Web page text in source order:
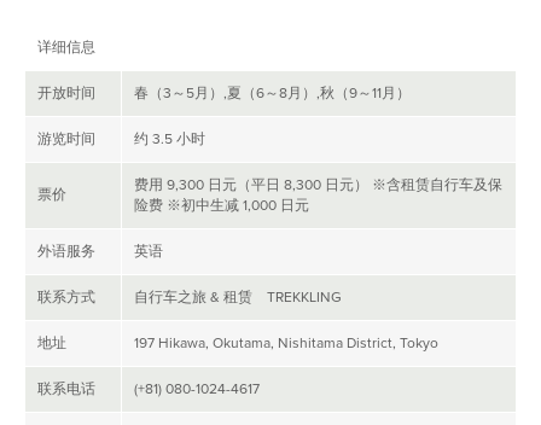
详细信息
开放时间 春（3～5月）,夏（6～8月）,秋（9～11月）
游览时间 约 3.5 小时
票价
费用 9,300 日元（平日 8,300 日元） ※含租赁自行车及保
险费 ※初中生减 1,000 日元
外语服务 英语
联系方式 自行车之旅 & 租赁 TREKKLING
地址 197 Hikawa, Okutama, Nishitama District, Tokyo
联系电话 (+81) 080-1024-4617